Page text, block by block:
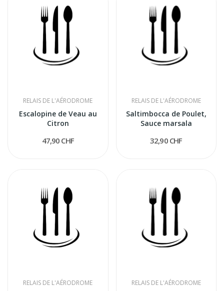
RELAIS DE L'AÉRODROME
Escalopine de Veau au
Citron
47,90 CHF
RELAIS DE L'AÉRODROME
Saltimbocca de Poulet,
Sauce marsala
32,90 CHF
RELAIS DE L'AÉRODROME RELAIS DE L'AÉRODROME